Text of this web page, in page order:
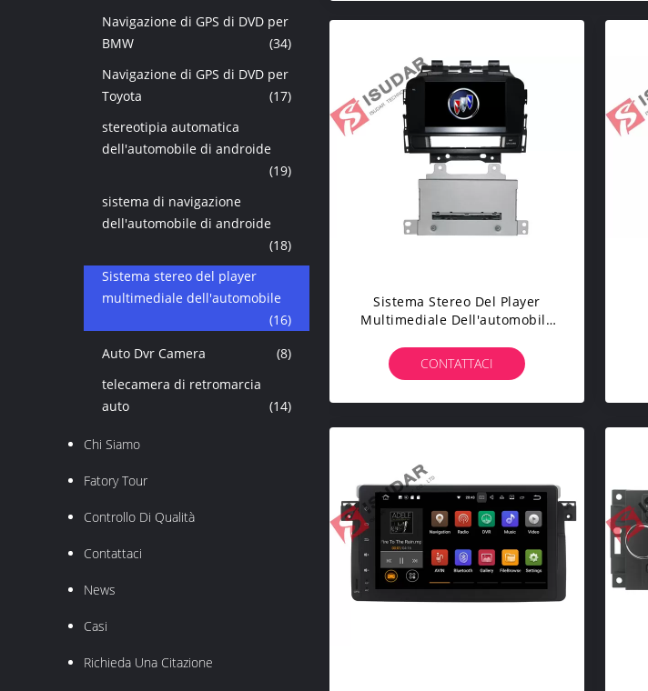
Navigazione di GPS di DVD per
BMW
(34)
Navigazione di GPS di DVD per
Toyota
(17)
stereotipia automatica
dell'automobile di androide
(19)
sistema di navigazione
dell'automobile di androide
(18)
Sistema stereo del player
multimediale dell'automobile
(16)
Auto Dvr Camera
(8)
telecamera di retromarcia
auto
(14)
Chi Siamo
Fatory Tour
Controllo Di Qualità
Contattaci
News
Casi
Richieda Una Citazione
Sistema Stereo Del Player
Multimediale Dell'automobile
Excelle XT/GT 2011-2012
CONTATTACI